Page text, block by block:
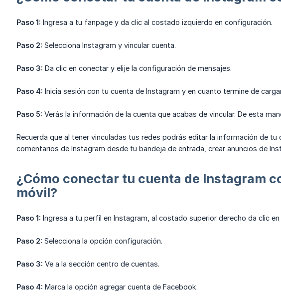
Paso 1: Ingresa a tu fanpage y da clic al costado izquierdo en configuración.
Paso 2: Selecciona Instagram y vincular cuenta.
Paso 3: Da clic en conectar y elije la configuración de mensajes.
Paso 4: Inicia sesión con tu cuenta de Instagram y en cuanto termine de
Paso 5: Verás la información de la cuenta que acabas de vincular. De esta
Recuerda que al tener vinculadas tus redes podrás editar la información de
comentarios de Instagram desde tu bandeja de entrada, crear anuncios de
¿Cómo conectar tu cuenta de Instagram
móvil?
Paso 1: Ingresa a tu perfil en Instagram, al costado superior derecho da clic
Paso 2: Selecciona la opción configuración.
Paso 3: Ve a la sección centro de cuentas.
Paso 4: Marca la opción agregar cuenta de Facebook.